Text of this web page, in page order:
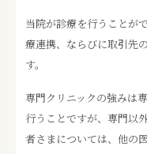
当院が診療を行うことが
療連携、ならびに取引先
す。
専門クリニックの強みは
行うことですが、専門以
者さまについては、他の